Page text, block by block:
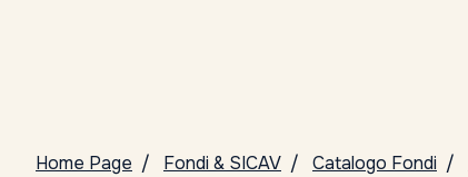
Home Page Fondi & SICAV Catalogo Fondi